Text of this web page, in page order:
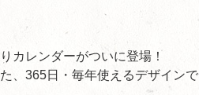
カレンダーがついに登場！
、365日・毎年使えるデザインで